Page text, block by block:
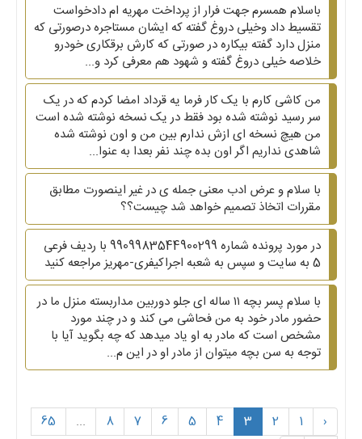
باسلام همسرم جهت فرار از پرداخت مهریه ام دادخواست
تقسیط داد وخیلی دروغ گفته که ایشان مستاجره درصورتی که
منزل دارد گفته بیکاره در صورتی که کارش برقکاری خودرو
خلاصه خیلی دروغ گفته و شهود هم معرفی کرد و...
من کاشی کارم با یک کار فرما یه قرداد امضا کردم که در یک
سر رسید نوشته شده بود فقط در یک نسخه نوشته شده است
من هیچ نسخه ای ازش ندارم بین من و اون نوشته شده
شاهدی نداریم اگر اون بده چند نفر بعدا به عنوا...
با سلام و عرض ادب معنی جمله ی در غیر اینصورت مطابق
مقررات اتخاذ تصمیم خواهد شد چیست؟؟
در مورد پرونده شماره 9909983544900299 با ردیف فرعی
5 به سایت و سپس به شعبه اجراکیفری-مهریز مراجعه کنید
با سلام پسر بچه ۱۱ ساله ای جلو دوربین مداربسته منزل ما در
حضور مادر خود به من فحاشی می کند و در چند مورد
مشخص است که مادر به او یاد میدهد که چه بگوید آیا با
توجه به سن بچه میتوان از مادر او در این م...
‹
1
2
3
4
5
6
7
8
...
65